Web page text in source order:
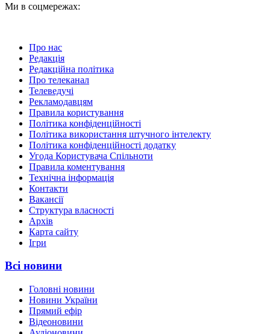
Ми в соцмережах:
Про нас
Редакція
Редакційна політика
Про телеканал
Телеведучі
Рекламодавцям
Правила користування
Політика конфіденційності
Політика використання штучного інтелекту
Політика конфіденційності додатку
Угода Користувача Спільноти
Правила коментування
Технічна інформація
Контакти
Вакансії
Структура власності
Архів
Карта сайту
Ігри
Всі новини
Головні новини
Новини України
Прямий ефір
Відеоновини